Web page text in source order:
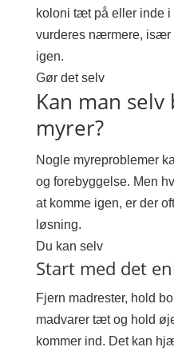
koloni tæt på eller inde
vurderes nærmere, især
igen.
Gør det selv
Kan man
myrer?
Nogle myreproblemer
og forebyggelse. Men
at komme igen, er der
løsning.
Du kan selv
Start med det
Fjern madrester, hold
madvarer tæt og hold
kommer ind. Det kan